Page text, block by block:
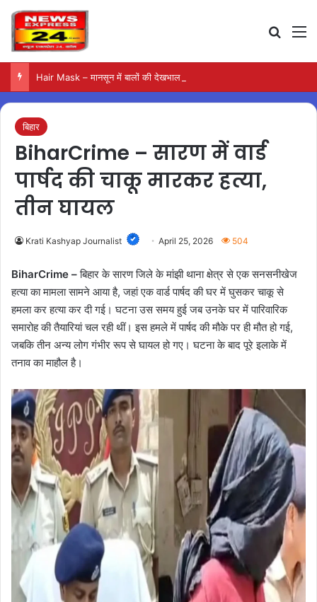
Hair Mask – मानसून में बालों की देखभाल के लिए आजमाएं अंडे का मास्क
बिहार
BiharCrime – सारण में वार्ड
पार्षद की चाकू मारकर हत्या,
तीन घायल
Krati Kashyap Journalist April 25, 2026 504
BiharCrime –बिहार के सारण जिले के मांझी थाना क्षेत्र से एक सनसनीखेज
हत्या का मामला सामने आया है, जहां एक वार्ड पार्षद की घर में घुसकर चाकू से
हमला कर हत्या कर दी गई। घटना उस समय हुई जब उनके घर में पारिवारिक
समारोह की तैयारियां चल रही थीं। इस हमले में पार्षद की मौके पर ही मौत हो गई,
जबकि तीन अन्य लोग गंभीर रूप से घायल हो गए। घटना के बाद पूरे इलाके में
तनाव का माहौल है।